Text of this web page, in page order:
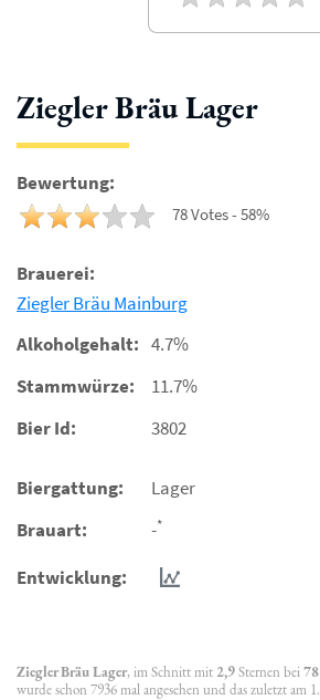
Ziegler Bräu Lager
Bewertung:
78 Votes - 58%
Brauerei:
Ziegler Bräu Mainburg
Alkoholgehalt: 4.7%
Stammwürze:
11.7%
Bier Id:
3802
Biergattung:
Lager
Brauart:
-*
Entwicklung:
Ziegler Bräu Lager, im Schnitt mit 2,9Sternen bei78
wurde schon 7936 mal angesehen und das zuletzt am